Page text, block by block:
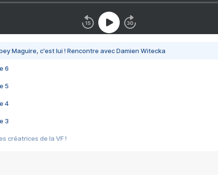
Maguire, c'est lui ! Rencontre avec Damien Witecka
6
5
4
3
créatrices de la VF !